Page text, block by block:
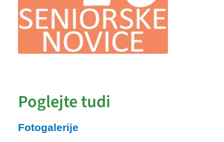
Poglejte tudi
Fotogalerije